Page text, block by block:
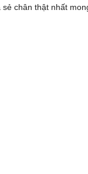
chân thật nhất